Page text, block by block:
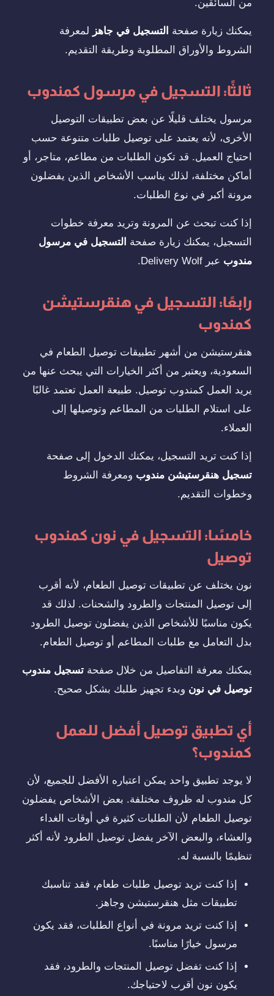
من السائقين.
يمكنك زيارة صفحة التسجيل في جاهز
لمعرفة
الشروط والأوراق المطلوبة وطريقة التقديم.
ثالثًا: التسجيل في مرسول كمندوب
مرسول يختلف قليلًا عن بعض تطبيقات التوصيل
الأخرى، لأنه يعتمد على توصيل طلبات متنوعة حسب
احتياج العميل. قد تكون الطلبات من مطاعم، متاجر، أو
أماكن مختلفة، لذلك يناسب الأشخاص الذين يفضلون
مرونة أكبر في نوع الطلبات.
إذا كنت تبحث عن المرونة وتريد معرفة خطوات
التسجيل، يمكنك زيارة صفحة
التسجيل في مرسول
مندوب عبر Delivery Wolf.
رابعًا: التسجيل في هنقرستيشن
كمندوب
هنقرستيشن من أشهر تطبيقات توصيل الطعام في
السعودية، ويعتبر من أكثر الخيارات التي يبحث عنها من
يريد العمل كمندوب توصيل. طبيعة العمل تعتمد غالبًا
على استلام الطلبات من المطاعم وتوصيلها إلى
العملاء.
إذا كنت تريد التسجيل، يمكنك الدخول إلى صفحة
تسجيل هنقرستيشن مندوب ومعرفة الشروط
وخطوات التقديم.
خامسًا: التسجيل في نون كمندوب
توصيل
نون يختلف عن تطبيقات توصيل الطعام، لأنه أقرب
إلى توصيل المنتجات والطرود والشحنات. لذلك قد
يكون مناسبًا للأشخاص الذين يفضلون توصيل الطرود
بدل التعامل مع طلبات المطاعم أو توصيل الطعام.
يمكنك معرفة التفاصيل من خلال صفحة تسجيل مندوب
توصيل في نون وبدء تجهيز طلبك بشكل صحيح.
أي تطبيق توصيل أفضل للعمل
كمندوب؟
لا يوجد تطبيق واحد يمكن اعتباره الأفضل للجميع، لأن
كل مندوب له ظروف مختلفة. بعض الأشخاص يفضلون
توصيل الطعام لأن الطلبات كثيرة في أوقات الغداء
والعشاء، والبعض الآخر يفضل توصيل الطرود لأنه أكثر
تنظيمًا بالنسبة له.
إذا كنت تريد توصيل طلبات طعام، فقد تناسبك
تطبيقات مثل هنقرستيشن وجاهز.
إذا كنت تريد مرونة في أنواع الطلبات، فقد يكون
مرسول خيارًا مناسبًا.
إذا كنت تفضل توصيل المنتجات والطرود، فقد
يكون نون أقرب لاحتياجك.